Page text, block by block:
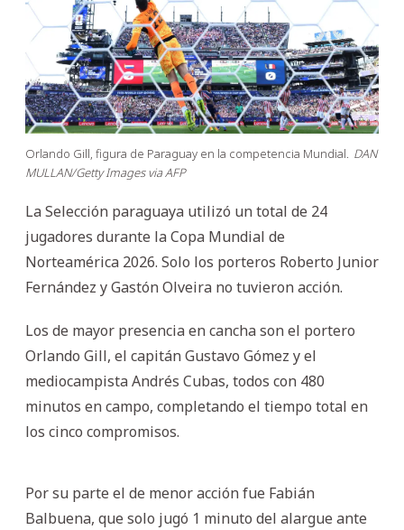
Orlando Gill, figura de Paraguay en la competencia Mundial. DAN
MULLAN/Getty Images via AFP
La Selección paraguaya utilizó un total de 24
jugadores durante la Copa Mundial de
Norteamérica 2026. Solo los porteros Roberto Junior
Fernández y Gastón Olveira no tuvieron acción.
Los de mayor presencia en cancha son el portero
Orlando Gill, el capitán Gustavo Gómez y el
mediocampista Andrés Cubas, todos con 480
minutos en campo, completando el tiempo total en
los cinco compromisos.
Por su parte el de menor acción fue Fabián
Balbuena, que solo jugó 1 minuto del alargue ante